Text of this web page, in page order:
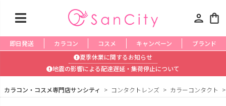
person shopping_bag
即日発送 カラコン コスメ キャンペーン
ブランド
夏季休業に関するお知らせ
地震の影響による配達遅延・集荷停止について
カラコン・コスメ専門店サンシティ コンタクトレンズ カラーコンタクト